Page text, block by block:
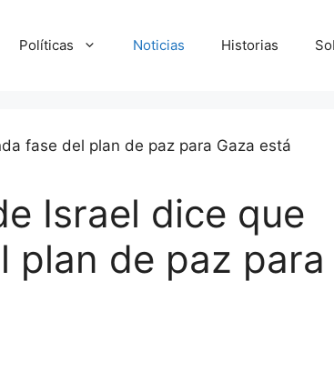
Políticas Noticias Historias
Israel dice que
plan de paz para